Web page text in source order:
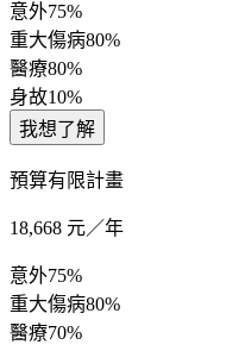
意外75%
重大傷病80%
醫療80%
身故10%
我想了解
預算有限計畫
18,668 元／年
意外75%
重大傷病80%
醫療70%